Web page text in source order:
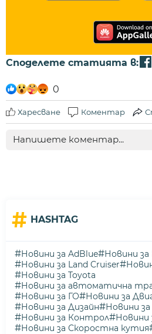
Споделете статията в:
0
Харесване Коментар
# HASHTAG
#Новини за AdBlue#Новини за
#Новини за Land Cruiser#
#Новини за Toyota
#Новини за автоматична
#Новини за ГО#Новини за
#Новини за Дизайн#Новини
#Новини за Контрол#Новини
#Новини за Скоростна кутия